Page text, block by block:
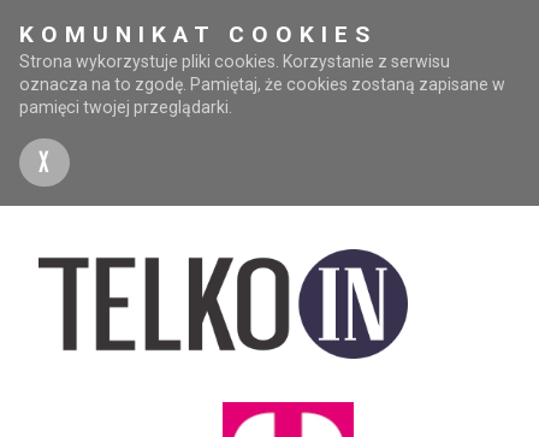
KOMUNIKAT COOKIES
Strona wykorzystuje pliki cookies. Korzystanie z serwisu
oznacza na to zgodę. Pamiętaj, że cookies zostaną zapisane w
pamięci twojej przeglądarki.
X